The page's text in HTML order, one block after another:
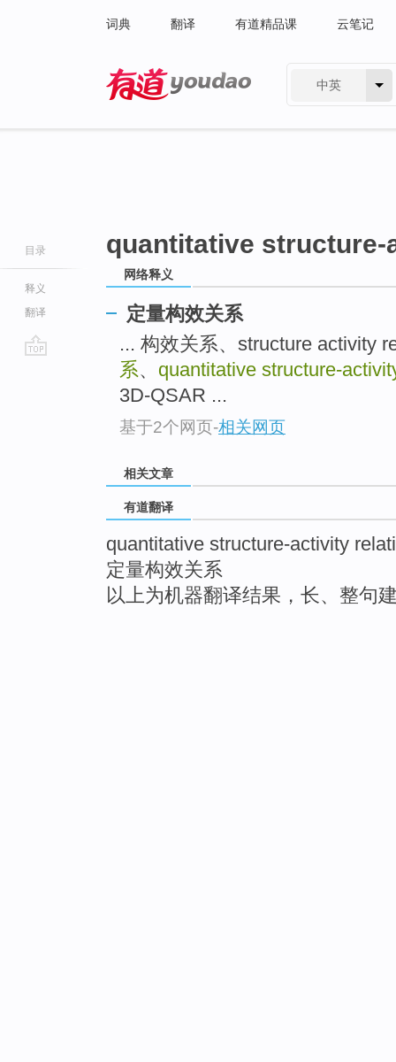
词典 翻译 有道精品课 云笔记
中英
目录
释义
翻译
quantitative
网络释义
定量构效关系
... 构效关系、structure activity
系、 quantitative structure-
3D-QSAR ...
基于2个网页-相关网页
相关文章
有道翻译
quantitative structure-activity
定量构效关系
以上为机器翻译结果，长、整句